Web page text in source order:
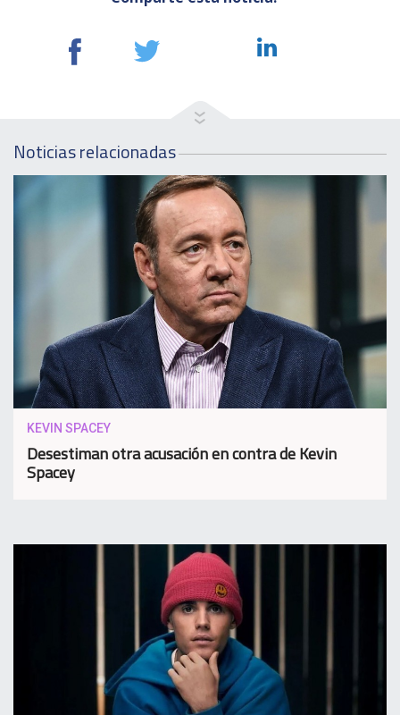
Noticias relacionadas
KEVIN SPACEY
Desestiman otra acusación en contra de Kevin
Spacey